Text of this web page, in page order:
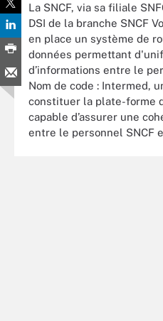
La SNCF, via sa filiale
DSI de la branche SNCF
en place un système de
données permettant
d’informations entre le
Nom de code : Intermed,
constituer la plate-forme
capable d’assurer une
entre le personnel SNCF